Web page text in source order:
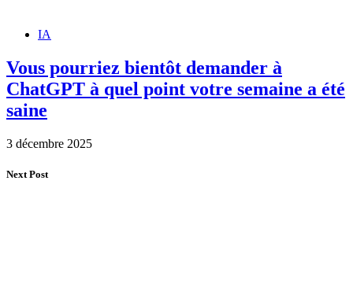
IA
Vous pourriez bientôt demander à
ChatGPT à quel point votre semaine a été
saine
3 décembre 2025
Next Post